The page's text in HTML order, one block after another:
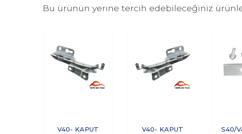
Bu ürünün yerine tercih edebileceğiniz
V40- KAPUT
V40- KAPUT
S40/